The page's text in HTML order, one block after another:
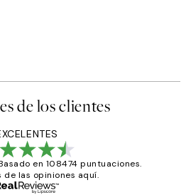
de los clientes
en 108474 puntuaciones.
de las opiniones aquí.